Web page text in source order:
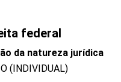
federal
da natureza jurídica
(INDIVIDUAL)